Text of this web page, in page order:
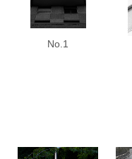
No.1